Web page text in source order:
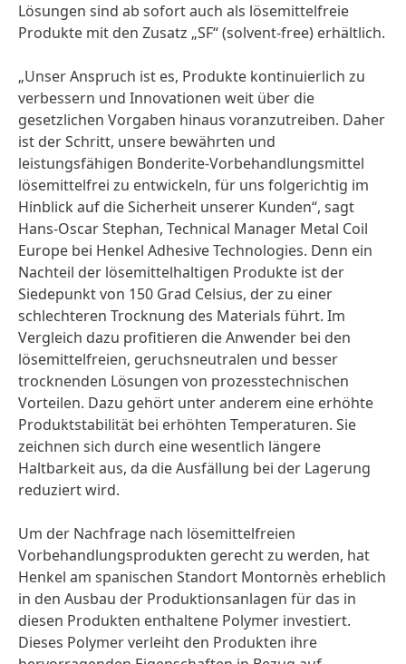
Lösungen sind ab sofort auch als lösemittelfreie
Produkte mit den Zusatz „SF“(solvent-free) erhältlich.
„Unser Anspruch ist es, Produkte kontinuierlich zu
verbessern und Innovationen weit über die
gesetzlichen Vorgaben hinaus voranzutreiben. Daher
ist der Schritt, unsere bewährten und
leistungsfähigen Bonderite-Vorbehandlungsmittel
lösemittelfrei zu entwickeln, für uns folgerichtig im
Hinblick auf die Sicherheit unserer Kunden“, sagt
Hans-Oscar Stephan, Technical Manager Metal Coil
Europe bei Henkel Adhesive Technologies. Denn ein
Nachteil der lösemittelhaltigen Produkte ist der
Siedepunkt von 150 Grad Celsius, der zu einer
schlechteren Trocknung des Materials führt. Im
Vergleich dazu profitieren die Anwender bei den
lösemittelfreien, geruchsneutralen und besser
trocknenden Lösungen von prozesstechnischen
Vorteilen. Dazu gehört unter anderem eine erhöhte
Produktstabilität bei erhöhten Temperaturen. Sie
zeichnen sich durch eine wesentlich längere
Haltbarkeit aus, da die Ausfällung bei der Lagerung
reduziert wird.
Um der Nachfrage nach lösemittelfreien
Vorbehandlungsprodukten gerecht zu werden, hat
Henkel am spanischen Standort Montornès erheblich
in den Ausbau der Produktionsanlagen für das in
diesen Produkten enthaltene Polymer investiert.
Dieses Polymer verleiht den Produkten ihre